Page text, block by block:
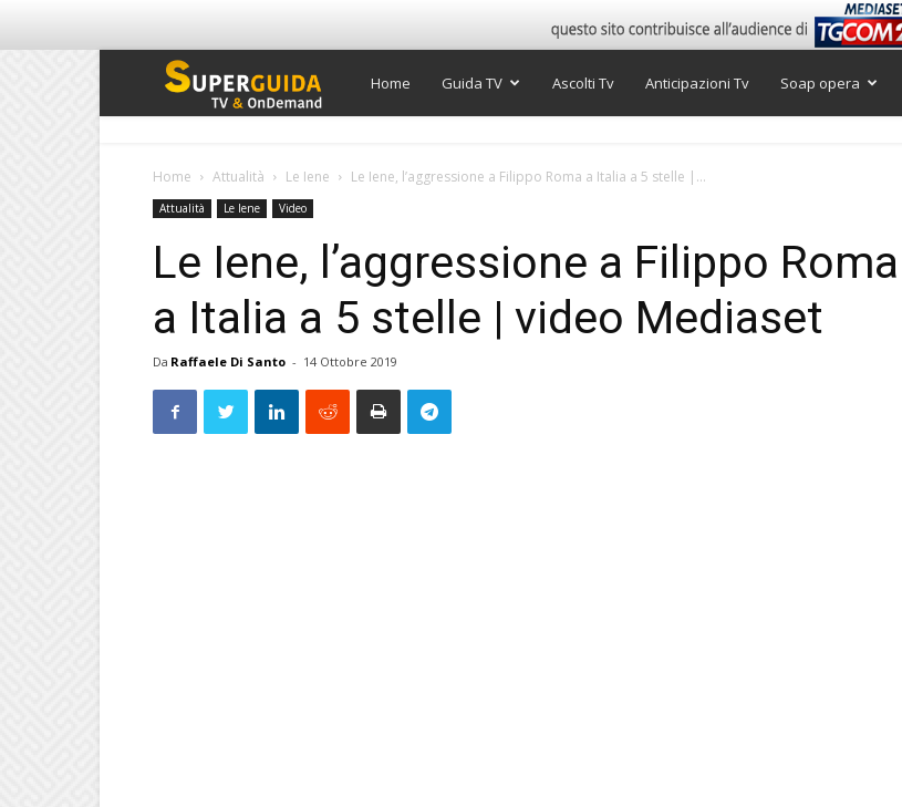
Super
Home Guida TV Ascolti Tv Anticipazioni Tv Soap opera
Home Attualità Le Iene Le Iene, l’aggressione a Filippo Roma a Italia a 5 stelle |...
Attualità Le Iene Video
Le Iene, l’aggressione a Filippo Roma
a Italia a 5 stelle | video Mediaset
Da Raffaele Di Santo - 14 Ottobre 2019